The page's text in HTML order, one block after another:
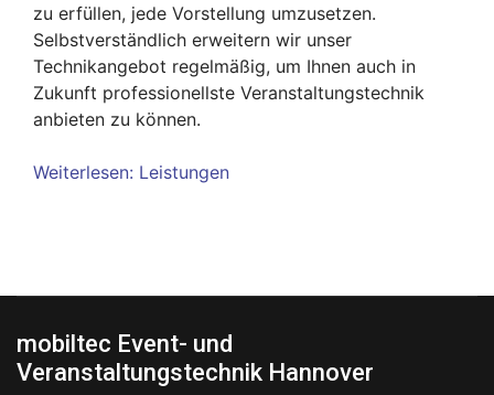
zu erfüllen, jede Vorstellung umzusetzen.
Selbstverständlich erweitern wir unser
Technikangebot regelmäßig, um Ihnen auch in
Zukunft professionellste Veranstaltungstechnik
anbieten zu können.
Weiterlesen: Leistungen
mobiltec Event- und
Veranstaltungstechnik Hannover